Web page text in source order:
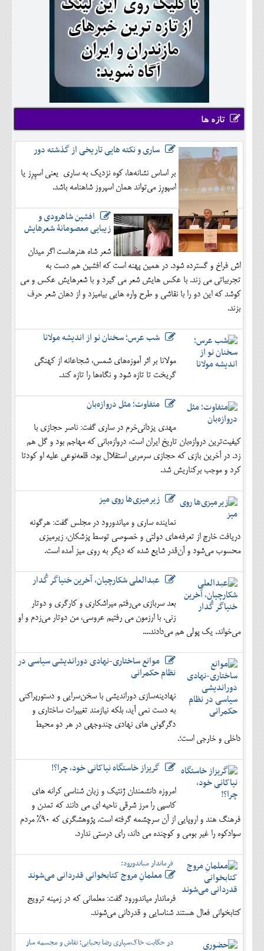
تازه ها
ساری و نکته هایی تاریخی از گذشته دور
بر اساس نشانه‌ها، کوه نزدیک به ساری یعنی اسپِرِز یا
اسپورِز می‌تواند همان اسپروز شاهنامه باشد.
افشین شاهرودی و
زیبایی معصومانۀ شعرهایش
شعر شاه هنرهاست اگر میدان
اش فراخ و گسترده شود. در همین پهنه است که افشین هم دست به
تجربیاتی می زند. با عکس هایش شعر می گیرد و با شعرهایش عکس و می
کوشد که این دو را با نقاشی و طرح واره هایی بیامیزد و از دهان شعر حرف
بزند.
شب عرس؛ سخنان نو از اندیشه مولانا
مولانا بر اثر آموزه‌های شمس، شجاعانه از کهنگی
گریخت تا تازه شود و نگاه‌ها را تازه کند.
متفاوت؛ مثل دروازه‌بان
مهدی یزدانی‌خرم در ساری گفت: ناصر حجازی با
کیفیت‌ترین دروازه‌بان تاریخ ایران است، دروازه‌بانی که مهاجم بود و گل هم
زد. در آخرین بازی که حجازی سرمربی استقلال بود، قلعه‌نوعی علیه او کودتا
کرد و موجب برکناریش شد.
زیرمیزی‌ها روی میز
نماینده ساری و میاندورود در مجلس گفت: هرگونه
دریافت خارج از تعرفه‌های دولتی و خصوصی توسط پزشکان، زیرمیزی
محسوب می‌شود و آن‌قدر شایع شده که دیگر به روی میز آمده است.
عبدالعلی شکارچیان، آخرین خنیاگر گُدار
بعد سربازی می‌رفتم میراشکاری و کارگری و دوتار
زنی. با ارزمون می رفتیم عروسی، من دوتار می‌زدم و او
می‌خواند. یک پولی هم می‌دادند....
موانع ساختاری-نهادی دوراندیشی سیاسی در
نظام حکمرانی
نهادینه‌سازی دوراندیشی با سخن‌سرایی و دستورپراکنی
به دست نمی آید، بلکه نیازمند تغییرات ساختاری و
دگرگونی های نهادی چندوجهی در هر دو محیط
داخلی و خارجی است؛.
گریزاز خاستگاه نیاکانی خود، چرا؟!
امروزه دانشمندان ژنتیک و زبان شناسی کرانه های
کاسپی را مرز شرقی ناحیه ای می دانند که تمدن و
فرهنگ هند و اروپایی از آن سرچشمه گرفته است. پژوهشگری که 90% مردم
سوادکوه را غیر بومی و کوچنده می داند، رای درستی ندارد.
فرماندار میاندورود:
معلمانِ مروج کتابخوانی قدردانی می‌شوند
فرماندار میاندورود گفت: معلمانی که در زمینه ترویج
کتابخوانی فعال هستند شناسایی و قدردانی می‌شوند.
در حکایت خاک‌سپاری رضا یحیایی؛ نقاش و مجسمه ساز